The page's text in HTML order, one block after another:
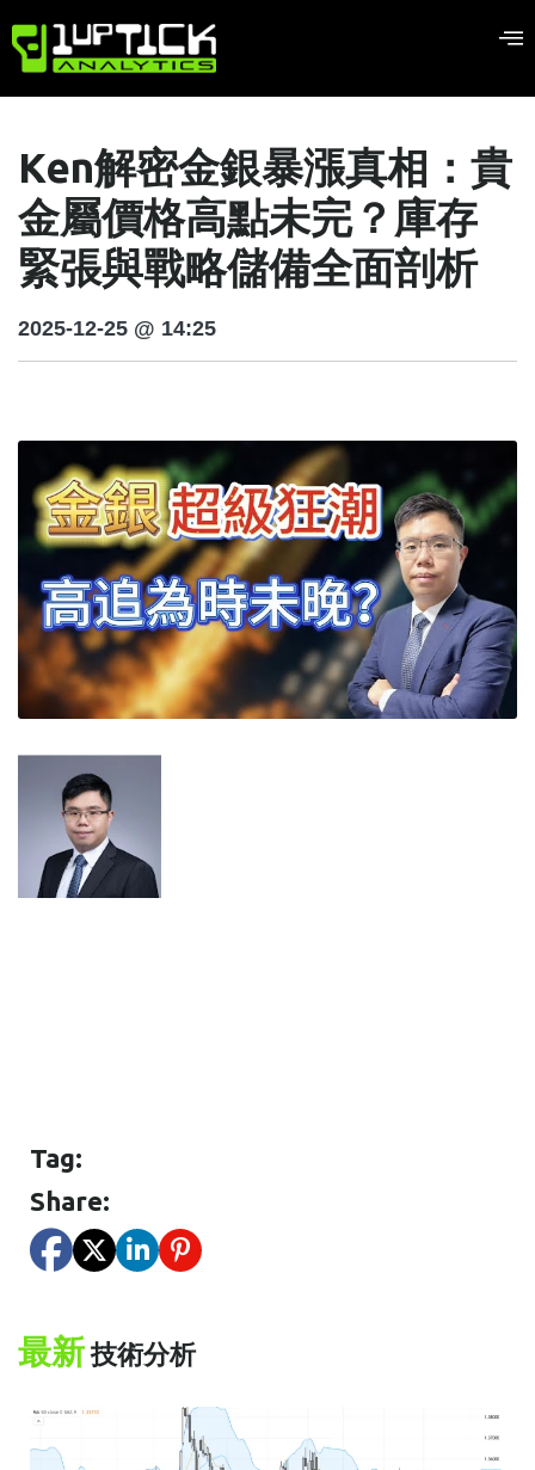
Ken解密金銀暴漲真相：貴
金屬價格高點未完？庫存
緊張與戰略儲備全面剖析
2025-12-25 @ 14:25
Tag:
Share:
最新技術分析